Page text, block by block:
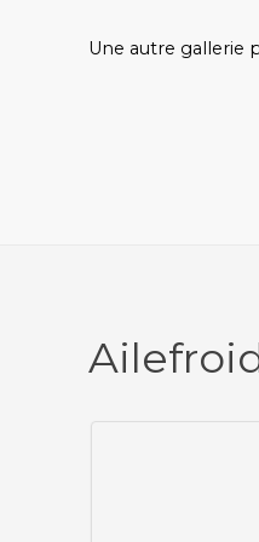
Une autre gallerie